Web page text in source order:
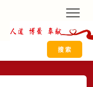
搜 索